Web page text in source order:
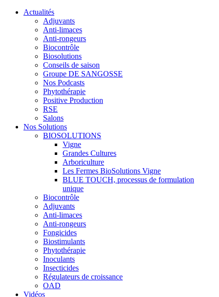
Actualités
Adjuvants
Anti-limaces
Anti-rongeurs
Biocontrôle
Biosolutions
Conseils de saison
Groupe DE SANGOSSE
Nos Podcasts
Phytothérapie
Positive Production
RSE
Salons
Nos Solutions
BIOSOLUTIONS
Vigne
Grandes Cultures
Arboriculture
Les Fermes BioSolutions Vigne
BLUE TOUCH, processus de formulation
unique
Biocontrôle
Adjuvants
Anti-limaces
Anti-rongeurs
Fongicides
Biostimulants
Phytothérapie
Inoculants
Insecticides
Régulateurs de croissance
OAD
Vidéos